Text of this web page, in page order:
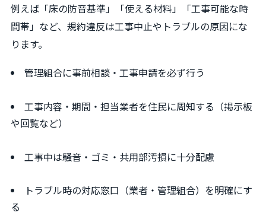
例えば「床の防音基準」「使える材料」「工事可能な時
間帯」など、規約違反は工事中止やトラブルの原因にな
ります。
管理組合に事前相談・工事申請を必ず行う
工事内容・期間・担当業者を住民に周知する（掲示板
や回覧など）
工事中は騒音・ゴミ・共用部汚損に十分配慮
トラブル時の対応窓口（業者・管理組合）を明確にす
る